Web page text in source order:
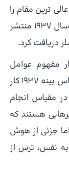
ترین مقام را
داشت. نسخه جدید مقیاس بینه، که در سال 1937 منتشر
دریافت کرد.
مفهوم عوامل
غیرذهنی بود و احساس کرد که مقیاس بینه 1937 کار
مقیاس انجام
هستند که
جزئی از هوش
به نفس، ترس از